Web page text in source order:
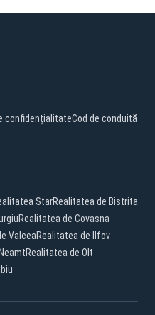
confidențialitateCod de conduită
StarRealitatea de Bistrita
Realitatea de Covasna
ValceaRealitatea de Ilfov
Realitatea de Olt